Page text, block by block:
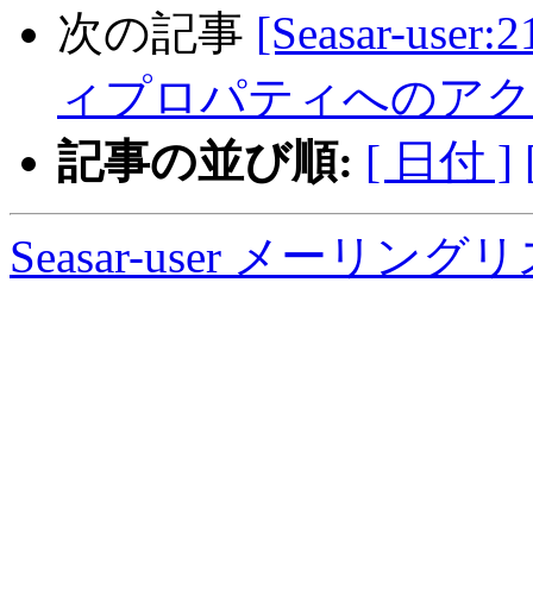
次の記事 [Seasar-
ィプロパティへのア
記事の並び順: [ 日付 ]
Seasar-user メーリング